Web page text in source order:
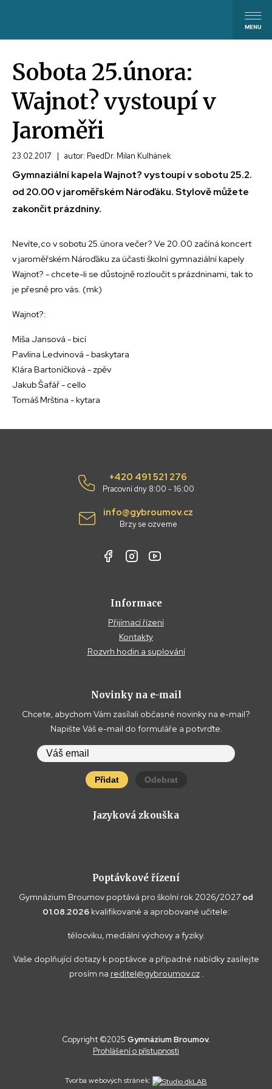
Sobota 25.února:
Wajnot? vystoupí v
Jaroměři
23.02.2017 | autor: PaedDr. Milan Kulhánek
Gymnaziální kapela Wajnot? vystoupí v sobotu 25.2.
od 20.00 v jaroměřském Nároďáku. Stylově můžete
zakončit prázdniny.
Nevíte,co v sobotu 25.února večer? Ve 20.00 začíná koncert
v jaroměřském Nároďáku za účasti školní gymnaziální kapely
Wajnot? - chcete-li se důstojně rozloučit s prázdninami, tak to
je přesně pro vás. (mk)
Wajnot?:
Míša Jansová - bicí
Pavlína Ledvinová - baskytara
Klára Bartoníčková - zpěv
Jakub Šafář - cello
Tomáš Mrština - kytara
+420 491 521 276
Pracovní dny 8:00 - 16:00
info@gybroumov.cz
Brzy se ozveme
Informace
Přijímací řízení
Kontakty
Rozvrh hodin a suplování
Novinky na e-mail
Chcete, abychom Vám zasílali občasné novinky na e-mail?
Napište Váš e-mail do formuláře a potvrďte.
Přidat Odebrat
Jazyková zkouška
Poptávkové řízení
Gymnázium Broumov poptává pro školní rok 2026/2027 od
01.08.2026 kvalifikované a aprobované učitele:
tělocviku, mediální výchovy a fyziky.
Vaše doplňující dotazy k poptávce a případné nabídky zasílejte
prosím na reditel@gybroumov.cz.
Tvorba webových stránek:
Copyright ©2025 Gymnázium Broumov.
Prohlášení o přístupnosti